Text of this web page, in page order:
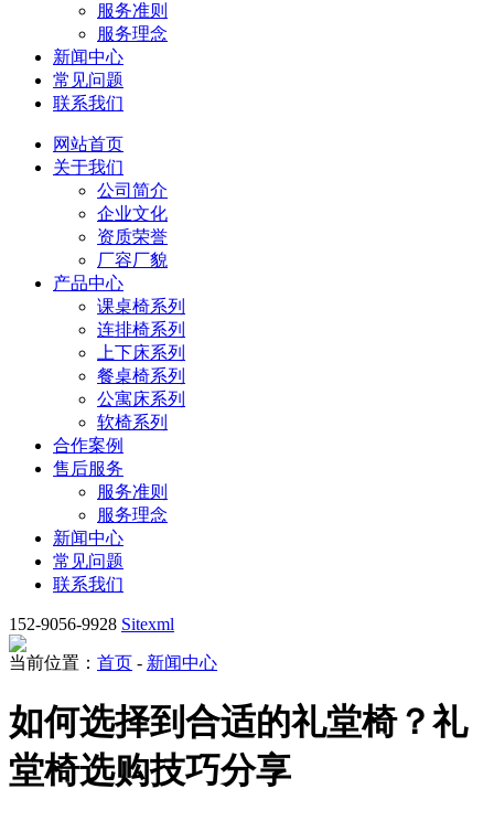
服务准则
服务理念
新闻中心
常见问题
联系我们
网站首页
关于我们
公司简介
企业文化
资质荣誉
厂容厂貌
产品中心
课桌椅系列
连排椅系列
上下床系列
餐桌椅系列
公寓床系列
软椅系列
合作案例
售后服务
服务准则
服务理念
新闻中心
常见问题
联系我们
152-9056-9928 Sitexml
当前位置： 首页 - 新闻中心
如何选择到合适的礼堂椅？礼
堂椅选购技巧分享